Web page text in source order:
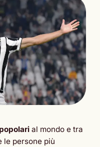
popolari al mondo e tra
le persone più